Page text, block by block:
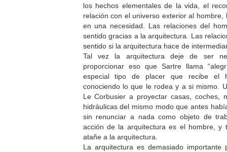
los hechos elementales de la vida, el
relación con el universo exterior al
en una necesidad. Las relaciones del
sentido gracias a la arquitectura. Las
sentido si la arquitectura hace de
Tal vez la arquitectura deje de ser
proporcionar eso que Sartre llama
especial tipo de placer que recibe el
conociendo lo que le rodea y a si mismo.
Le Corbusier a proyectar casas, coches,
hidráulicas del mismo modo que antes
sin renunciar a nada como objeto de
acción de la arquitectura es el hombre,
atañe a la arquitectura.
La arquitectura es demasiado